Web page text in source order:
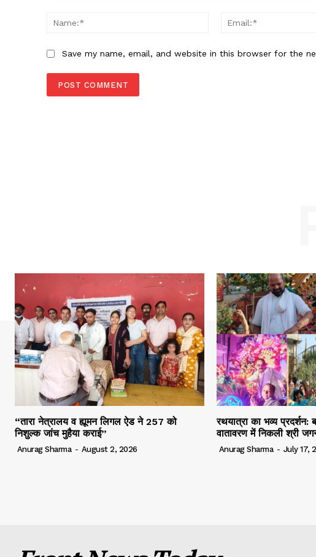
Name:*
Save my name, email, and website in this browser for the
“तारा नेत्रालय व ह्यूमन लिगल ऐड ने 257 को
निशुल्क जांच मुहैया कराई”
Anurag Sharma - August 2, 2026
रथयात्रा का भव्य प्रदर्शन:
वातावरण में निकली श्री
Anurag Sharma - July 17,